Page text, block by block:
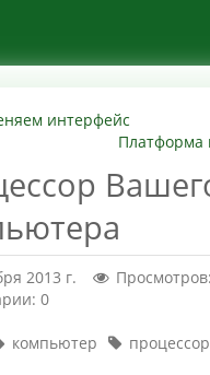
интерфейс
Платформа
2013 г.
0
компьютер процессор